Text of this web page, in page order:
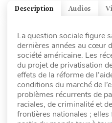
Audios
Description
La question sociale figure
dernières années au cœur
société américaine. Les
du projet de privatisation
effets de la réforme de
conditions du marché de
problèmes récurrents de
raciales, de criminalité et
frontières nationales ; elles